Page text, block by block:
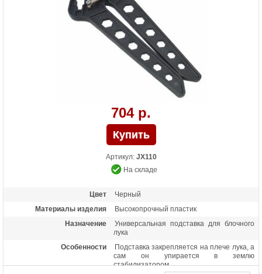
704 р.
Артикул: JX110
На складе
Цвет
Черный
Материалы изделия
Высокопрочный пластик
Назначение
Универсальная подставка для блочного
лука
Особенности
Подставка закрепляется на плече лука, а
сам он упирается в землю
стабилизатором